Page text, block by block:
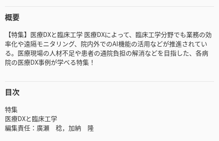
概要
【特集】医療DXと臨床工学 医療DXによって、臨床工学分野でも業務の効
率化や遠隔モニタリング、院内外でのAI機能の活用などが推進されてい
る。医療現場の人材不足や患者の通院負担の解消などを目指した、各病
院の医療DX事例が学べる特集！
目次
特集
医療DXと臨床工学
編集責任：廣瀬 稔，加納 隆